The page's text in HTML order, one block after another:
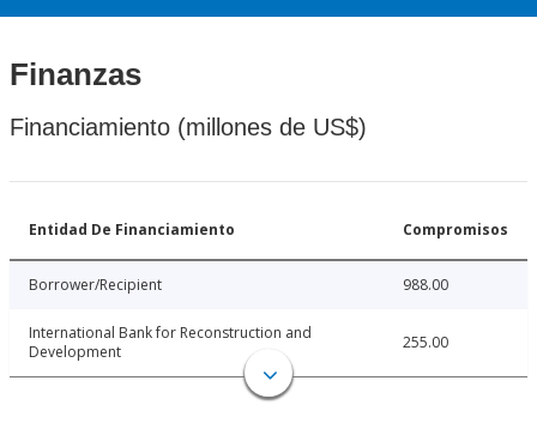
Finanzas
Financiamiento (millones de US$)
Entidad De Financiamiento Compromisos
Borrower/Recipient 988.00
International Bank for Reconstruction and
Development
255.00